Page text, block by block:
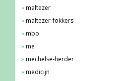
maltezer
maltezer-fokkers
mbo
me
mechelse-herder
medicijn